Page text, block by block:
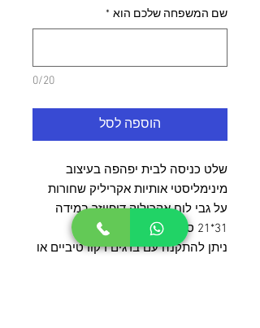
שם המשפחה שלכם הוא *
0/20
הוספה לסל
שלט כניסה לבית יפהפה בעיצוב
מינימליסטי אותיות אקריליק שחורות
על גבי לוח אקריליק דיפיוזר במידה
31*21 ס''מ.
ניתן להתקנה עם ברגים דקורטיביים או